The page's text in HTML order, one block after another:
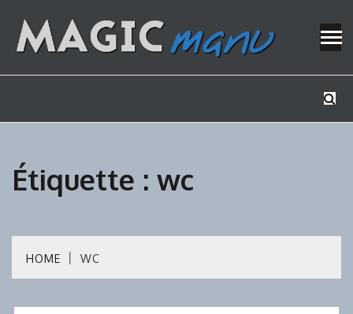
content
Étiquette : wc
HOME WC